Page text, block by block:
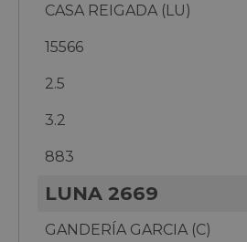
CASA REIGADA (LU)
15566
2.5
3.2
883
LUNA 2669
GANDERÍA GARCIA (C)